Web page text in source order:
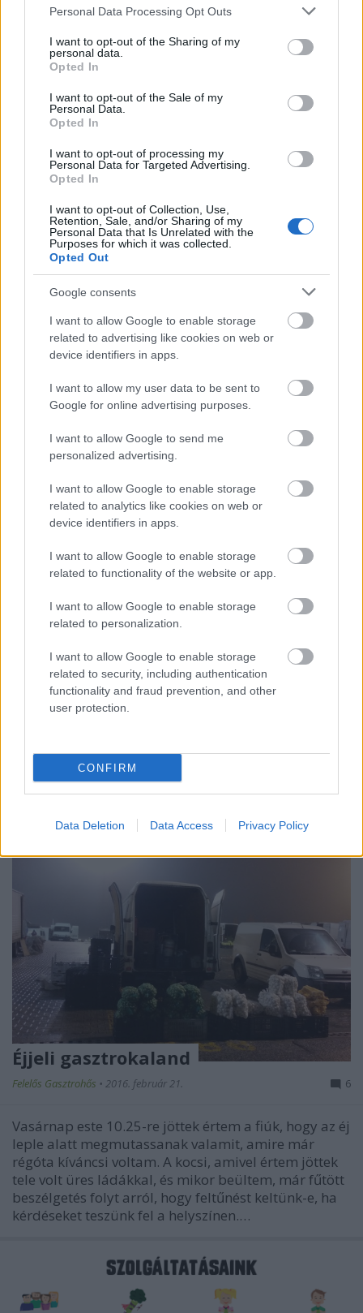
Please note that this website/app uses one or more Google
not limited to your visit or usage behaviour. You may click to
grant or deny consent to Google and its third-party tags to
use your data for below specified purposes in below Google
consent section.
Personal Data Processing Opt Outs
I want to opt-out of the Sharing of my
personal data.
Opted In
I want to opt-out of the Sale of my
Personal Data.
Opted In
I want to opt-out of processing my
Personal Data for Targeted Advertising.
Opted In
I want to opt-out of Collection, Use,
Retention, Sale, and/or Sharing of my
Personal Data that Is Unrelated with the
Purposes for which it was collected.
Opted Out
Google consents
I want to allow Google to enable storage
related to advertising like cookies on web or
device identifiers in apps.
I want to allow my user data to be sent to
Google for online advertising purposes.
I want to allow Google to send me
personalized advertising.
I want to allow Google to enable storage
related to analytics like cookies on web or
device identifiers in apps.
I want to allow Google to enable storage
related to functionality of the website or app.
I want to allow Google to enable storage
related to personalization.
I want to allow Google to enable storage
related to security, including authentication
functionality and fraud prevention, and other
user protection.
CONFIRM
Data Deletion Data Access Privacy Policy
Ezt edd októberben!
Felelős Gasztrohős•2017. október 03.
jótékony hatással vannak az egészségünkre?
Érdemes még fogyasztani: hüvelyeseket,
gabonaféléket, aszalványokat, olajos magvakat,
lekvárokat, tojást, tejtermékeket, húst, halat
Rózsafélék családja Birsalma Energiatartalma 42
Felelős Gasztrohős •2017. július 11.
Mit érdemes tudni az egyes alapanyagokról? Milyen
jótékony hatással vannak az egészségünkre?
Érdemes még fogyasztani: hüvelyeseket,
gabonaféléket, aszalványokat, olajos magvakat,
Csemegekukorica Energiatartalma kb. 131 kcal/100
Éjjeli gasztrokaland
Felelős Gasztrohős • 2016. február 21. 6
Vasárnap este 10.25-re jöttek értem a fiúk, hogy az éj
leple alatt megmutassanak valamit, amire már
régóta kíváncsi voltam. A kocsi, amivel értem jöttek
tele volt üres ládákkal, és mikor beültem, már fűtött
beszélgetés folyt arról, hogy feltűnést keltünk-e, ha
kérdéseket teszünk fel a helyszínen.…